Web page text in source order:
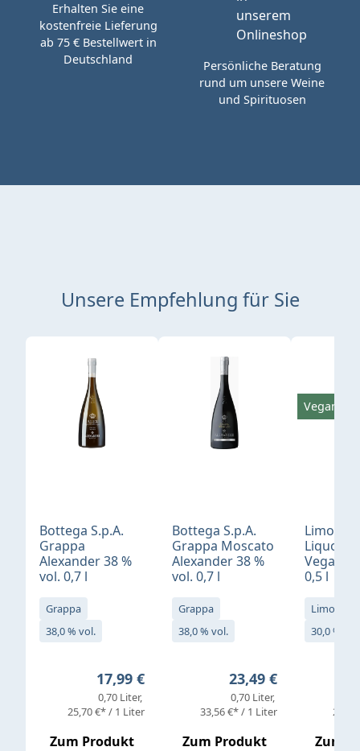
Erhalten Sie eine
kostenfreie Lieferung
ab 75 € Bestellwert in
Deutschland
Persönliche Beratung
rund um unsere Weine
und Spirituosen
Unsere Empfehlung für Sie
Produktgalerie überspringen
Bottega S.p.A.
Grappa
Alexander 38 %
vol. 0,7 l
Grappa
38,0 % vol.
Regulärer Preis:
17,99 €
0,70 Liter
25,70 €* / 1 Liter
Zum Produkt
Bottega S.p.A.
Grappa Moscato
Alexander 38 %
vol. 0,7 l
Grappa
38,0 % vol.
Regulärer Preis:
23,49 €
0,70 Liter
33,56 €* / 1 Liter
Zum Produkt
Liquore
Vegan
0,5 l
30,0 % vol.
Zum
Vegan